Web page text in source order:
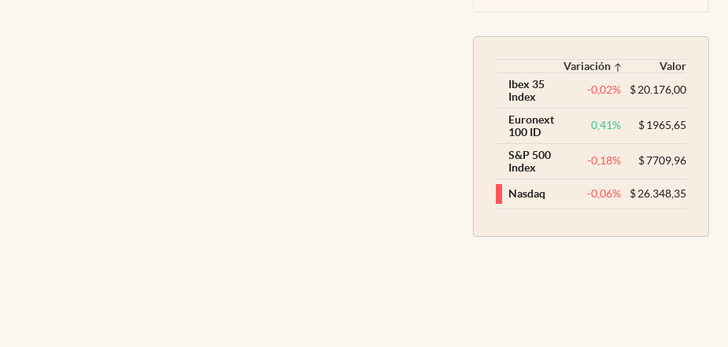
Variación
Valor
Ibex 35
Index
-0,02% $20.176,00
Euronext
100 ID
0,41% $1965,65
S&P 500
Index
-0,18% $7709,96
Nasdaq -0,06% $26.348,35